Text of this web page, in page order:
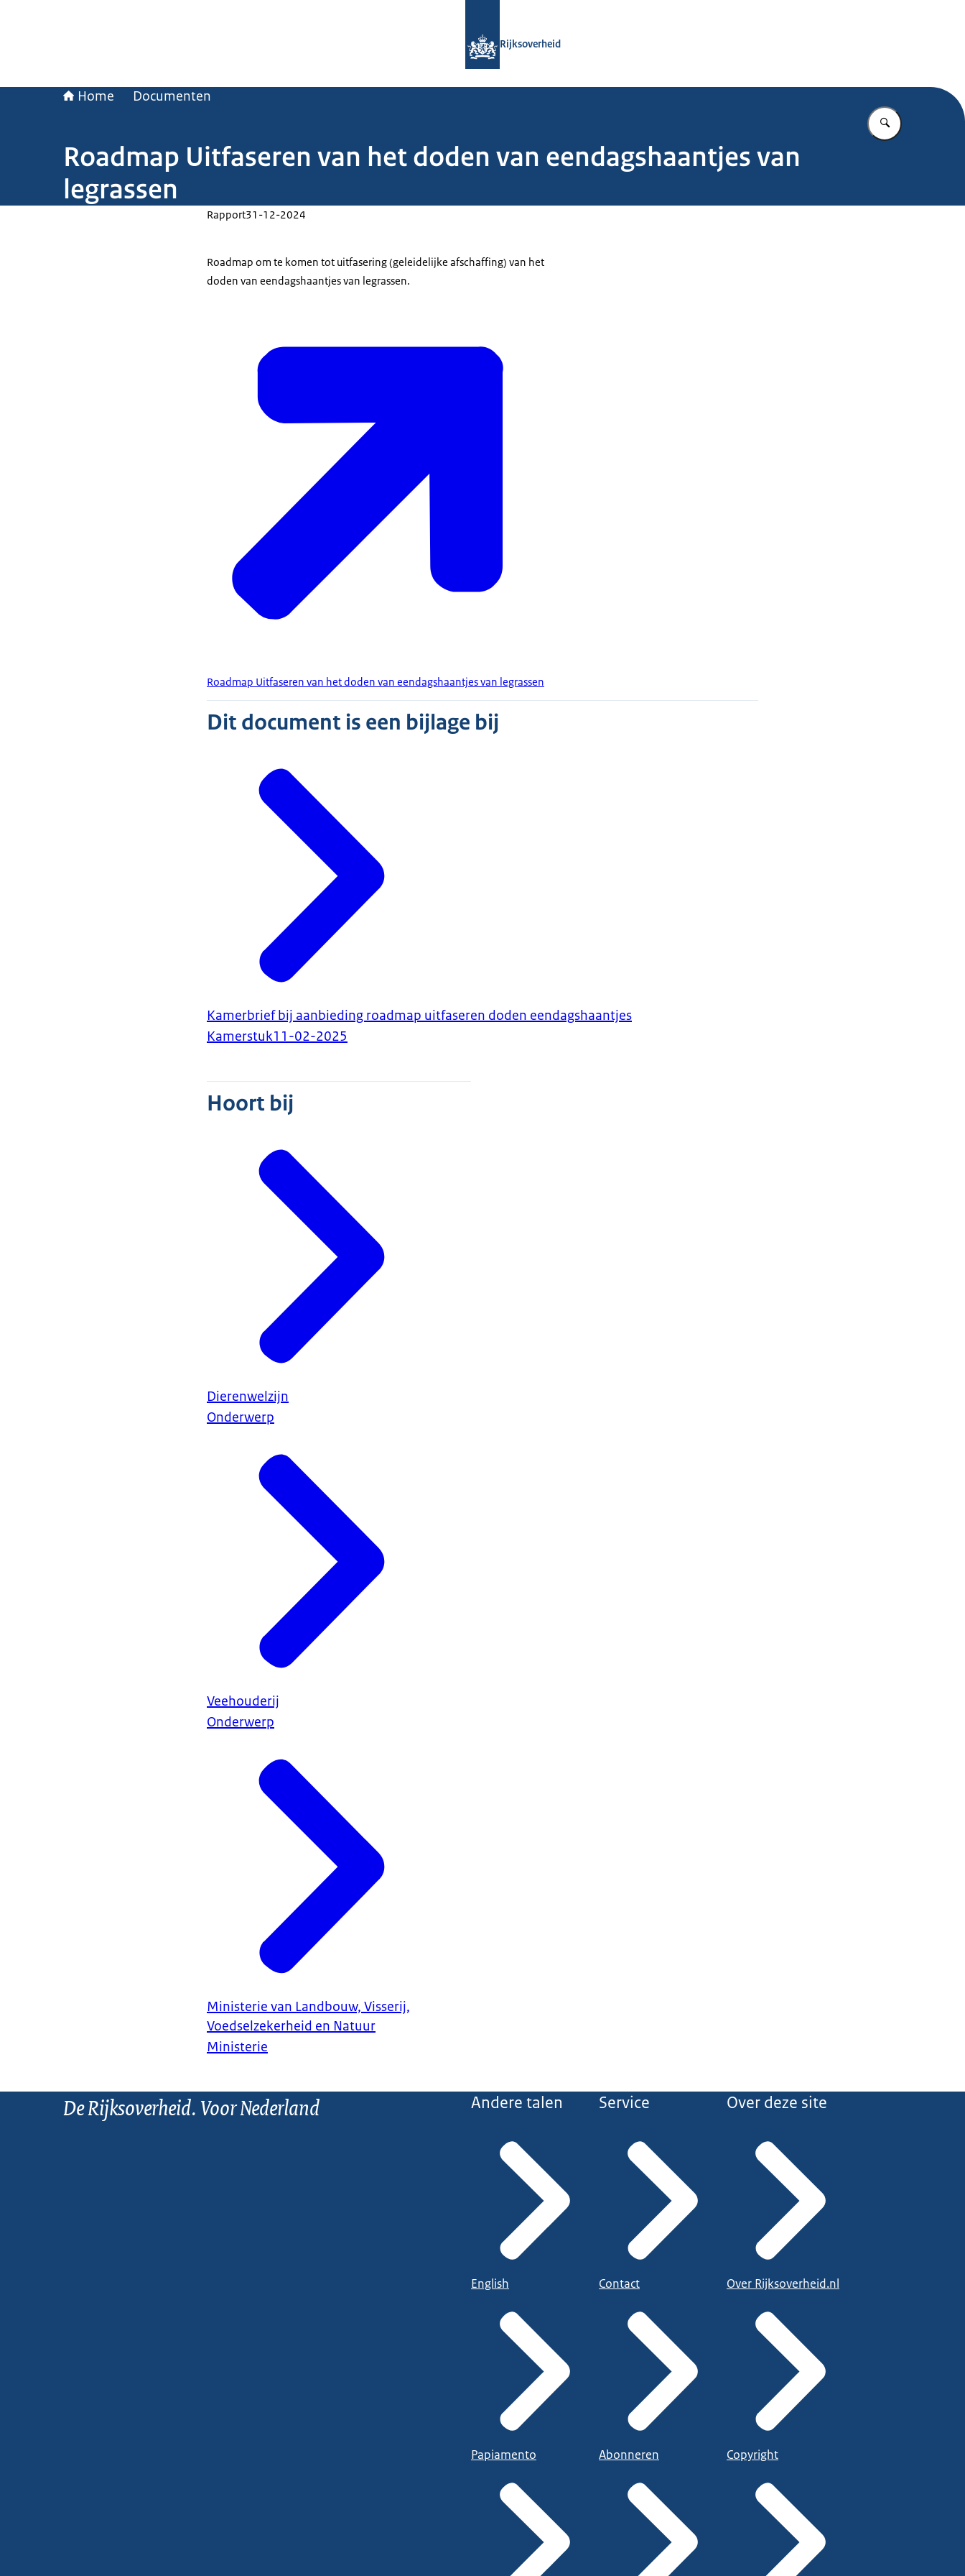
Rijksoverheid
Home Documenten
Vul in wat u
Roadmap Uitfaseren van het doden van eendagshaantjes van
legrassen
Rapport31-12-2024
Roadmap om te komen tot uitfasering (geleidelijke afschaffing) van het
doden van eendagshaantjes van legrassen.
Roadmap Uitfaseren van het doden van eendagshaantjes van legrassen
Dit document is een bijlage bij
Kamerbrief bij aanbieding roadmap uitfaseren doden eendagshaantjes
Kamerstuk11-02-2025
Hoort bij
Dierenwelzijn
Onderwerp
Veehouderij
Onderwerp
Ministerie van Landbouw, Visserij,
Voedselzekerheid en Natuur
Ministerie
De Rijksoverheid. Voor Nederland Andere talen
English
Papiamento
Service
Contact
Abonneren
Over deze site
Over Rijksoverheid.nl
Copyright